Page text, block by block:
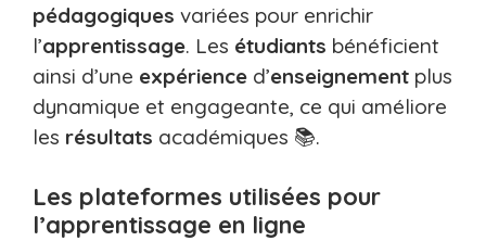
pédagogiques variées pour enrichir
l’apprentissage. Les étudiants bénéficient
ainsi d’une expérience d’enseignement plus
dynamique et engageante, ce qui améliore
les résultats académiques 📚.
Les plateformes utilisées pour
l’apprentissage en ligne